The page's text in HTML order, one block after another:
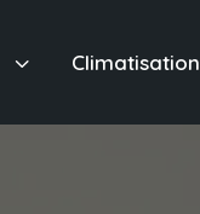
3 Climatisation